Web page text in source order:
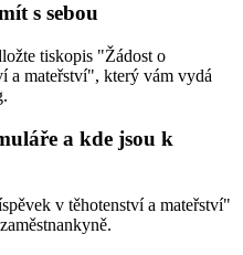
s sebou
tiskopis "Žádost o
a mateřství", který vám vydá
a kde jsou k
v těhotenství a mateřství"